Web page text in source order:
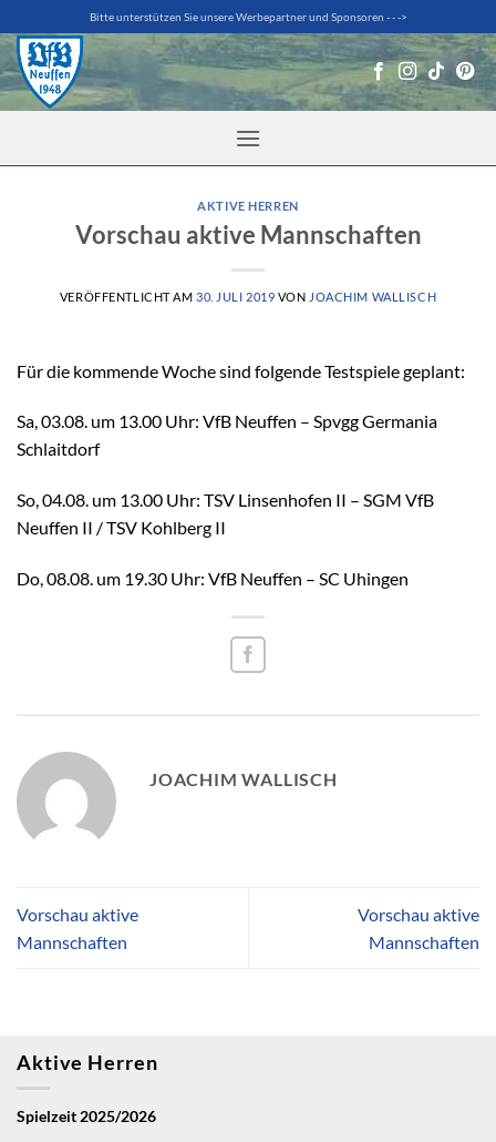
Inhalt
springen
Bitte unterstützen Sie unsere Werbepartner und Sponsoren - - ->
AKTIVE HERREN
Vorschau aktive Mannschaften
VERÖFFENTLICHT AM 30. JULI 2019 VON JOACHIM WALLISCH
Für die kommende Woche sind folgende Testspiele geplant:
Sa, 03.08. um 13.00 Uhr: VfB Neuffen – Spvgg Germania
Schlaitdorf
So, 04.08. um 13.00 Uhr: TSV Linsenhofen II – SGM VfB
Neuffen II / TSV Kohlberg II
Do, 08.08. um 19.30 Uhr: VfB Neuffen – SC Uhingen
JOACHIM WALLISCH
Vorschau aktive
Mannschaften
Vorschau aktive
Mannschaften
Aktive Herren
Spielzeit 2025/2026